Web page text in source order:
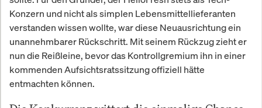
Konzern und nicht als simplen Lebensmittellieferanten
verstanden wissen wollte, war diese Neuausrichtung ein
unannehmbarer Rückschritt. Mit seinem Rückzug zieht er
nun die Reißleine, bevor das Kontrollgremium ihn in einer
kommenden Aufsichtsratssitzung offiziell hätte
entmachten können.